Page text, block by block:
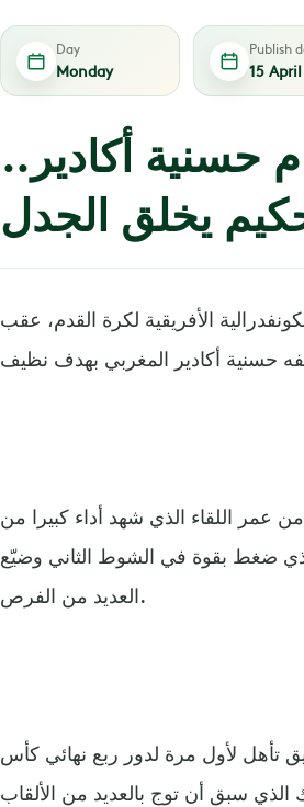
Day
Monday
Publish
15
حسنية أكادير..
يخلق الجدل
الأفريقية لكرة القدم، عقب
وسجل اللاعب إبراهيم حسن هدف الفوز في الدقيقة 48 من عمر اللقاء الذي شهد أداء كبيرا من
ضغط بقوة في الشوط الثاني وضيّع
العديد من الفرص.
تأهل لأول مرة لدور ربع نهائي كأس
الذي سبق أن توج بالعديد من الألقاب